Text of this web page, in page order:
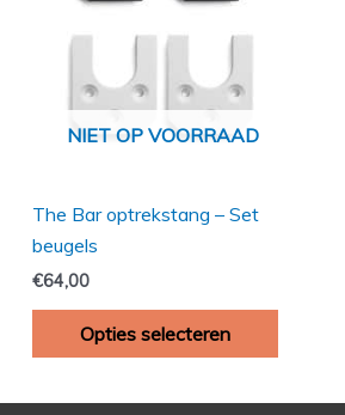
NIET OP VOORRAAD
The Bar optrekstang – Set
beugels
€64,00
Opties selecteren